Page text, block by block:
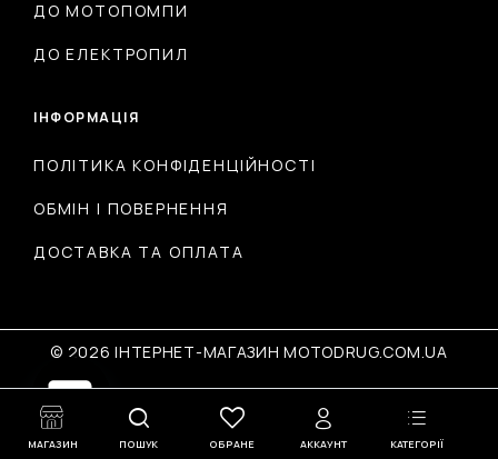
ДО МОТОПОМПИ
ДО ЕЛЕКТРОПИЛ
ІНФОРМАЦІЯ
ПОЛІТИКА КОНФІДЕНЦІЙНОСТІ
ОБМІН І ПОВЕРНЕННЯ
ДОСТАВКА ТА ОПЛАТА
© 2026 ІНТЕРНЕТ-МАГАЗИН MOTODRUG.COM.UA
МАГАЗИН ПОШУК ОБРАНЕ АККАУНТ КАТЕГОРІЇ
Open